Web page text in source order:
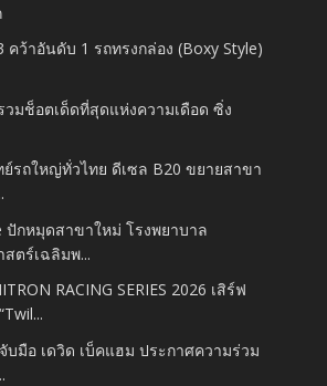
คว้าอันดับ 1 รถทรงกล่อง (Boxy Style)
ช็อตเด็ดที่สุดแห่งความเดือด ซิ่ง
ย์รถใหญ่ทั่วไทย ดีเซล B20 ขยายสาขา
ปักหมุดสาขาใหม่ โรงพยาบาล
ตร์เฉลิมพ...
RACING SERIES 2026 เสิร์ฟ
บมือ เดวิด เบ็คแฮม ประกาศความร่วม